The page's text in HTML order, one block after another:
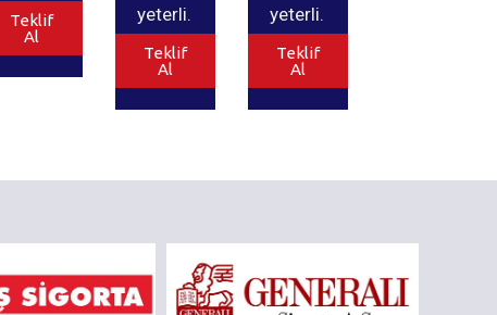
Teklif
Al
yeterli.
Teklif
Al
yeterli.
Teklif
Al